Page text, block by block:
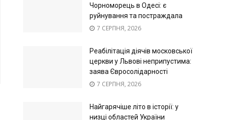
Чорноморець в Одесі: є
руйнування та постраждала
7 СЕРПНЯ, 2026
Реабілітація діячів московської
церкви у Львові неприпустима:
заява Євросолідарності
7 СЕРПНЯ, 2026
Найгарячіше літо в історії: у
низці областей України